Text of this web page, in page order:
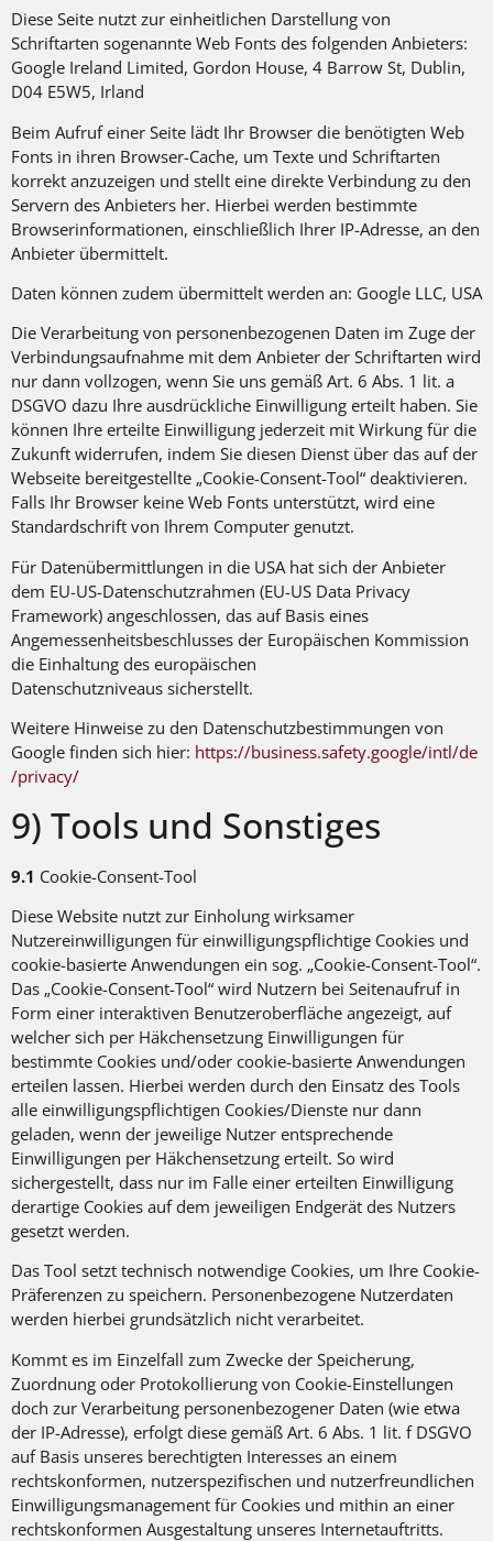
Diese Seite nutzt zur einheitlichen Darstellung von
Schriftarten sogenannte Web Fonts des folgenden Anbieters:
Google Ireland Limited, Gordon House, 4 Barrow St, Dublin,
D04 E5W5, Irland
Beim Aufruf einer Seite lädt Ihr Browser die benötigten Web
Fonts in ihren Browser-Cache, um Texte und Schriftarten
korrekt anzuzeigen und stellt eine direkte Verbindung zu den
Servern des Anbieters her. Hierbei werden bestimmte
Browserinformationen, einschließlich Ihrer IP-Adresse, an den
Anbieter übermittelt.
Daten können zudem übermittelt werden an: Google LLC, USA
Die Verarbeitung von personenbezogenen Daten im Zuge der
Verbindungsaufnahme mit dem Anbieter der Schriftarten wird
nur dann vollzogen, wenn Sie uns gemäß Art. 6 Abs. 1 lit. a
DSGVO dazu Ihre ausdrückliche Einwilligung erteilt haben. Sie
können Ihre erteilte Einwilligung jederzeit mit Wirkung für die
Zukunft widerrufen, indem Sie diesen Dienst über das auf der
Webseite bereitgestellte „Cookie-Consent-Tool“ deaktivieren.
Falls Ihr Browser keine Web Fonts unterstützt, wird eine
Standardschrift von Ihrem Computer genutzt.
Für Datenübermittlungen in die USA hat sich der Anbieter
dem EU-US-Datenschutzrahmen (EU-US Data Privacy
Framework) angeschlossen, das auf Basis eines
Angemessenheitsbeschlusses der Europäischen Kommission
die Einhaltung des europäischen
Datenschutzniveaus sicherstellt.
Weitere Hinweise zu den Datenschutzbestimmungen von
Google finden sich hier: https://business.safety.google/intl/de
/privacy/
9) Tools und Sonstiges
9.1 Cookie-Consent-Tool
Diese Website nutzt zur Einholung wirksamer
Nutzereinwilligungen für einwilligungspflichtige Cookies und
cookie-basierte Anwendungen ein sog. „Cookie-Consent-Tool“.
Das „Cookie-Consent-Tool“ wird Nutzern bei Seitenaufruf in
Form einer interaktiven Benutzeroberfläche angezeigt, auf
welcher sich per Häkchensetzung Einwilligungen für
bestimmte Cookies und/oder cookie-basierte Anwendungen
erteilen lassen. Hierbei werden durch den Einsatz des Tools
alle einwilligungspflichtigen Cookies/Dienste nur dann
geladen, wenn der jeweilige Nutzer entsprechende
Einwilligungen per Häkchensetzung erteilt. So wird
sichergestellt, dass nur im Falle einer erteilten Einwilligung
derartige Cookies auf dem jeweiligen Endgerät des Nutzers
gesetzt werden.
Das Tool setzt technisch notwendige Cookies, um Ihre Cookie-
Präferenzen zu speichern. Personenbezogene Nutzerdaten
werden hierbei grundsätzlich nicht verarbeitet.
Kommt es im Einzelfall zum Zwecke der Speicherung,
Zuordnung oder Protokollierung von Cookie-Einstellungen
doch zur Verarbeitung personenbezogener Daten (wie etwa
der IP-Adresse), erfolgt diese gemäß Art. 6 Abs. 1 lit. f DSGVO
auf Basis unseres berechtigten Interesses an einem
rechtskonformen, nutzerspezifischen und nutzerfreundlichen
Einwilligungsmanagement für Cookies und mithin an einer
rechtskonformen Ausgestaltung unseres Internetauftritts.